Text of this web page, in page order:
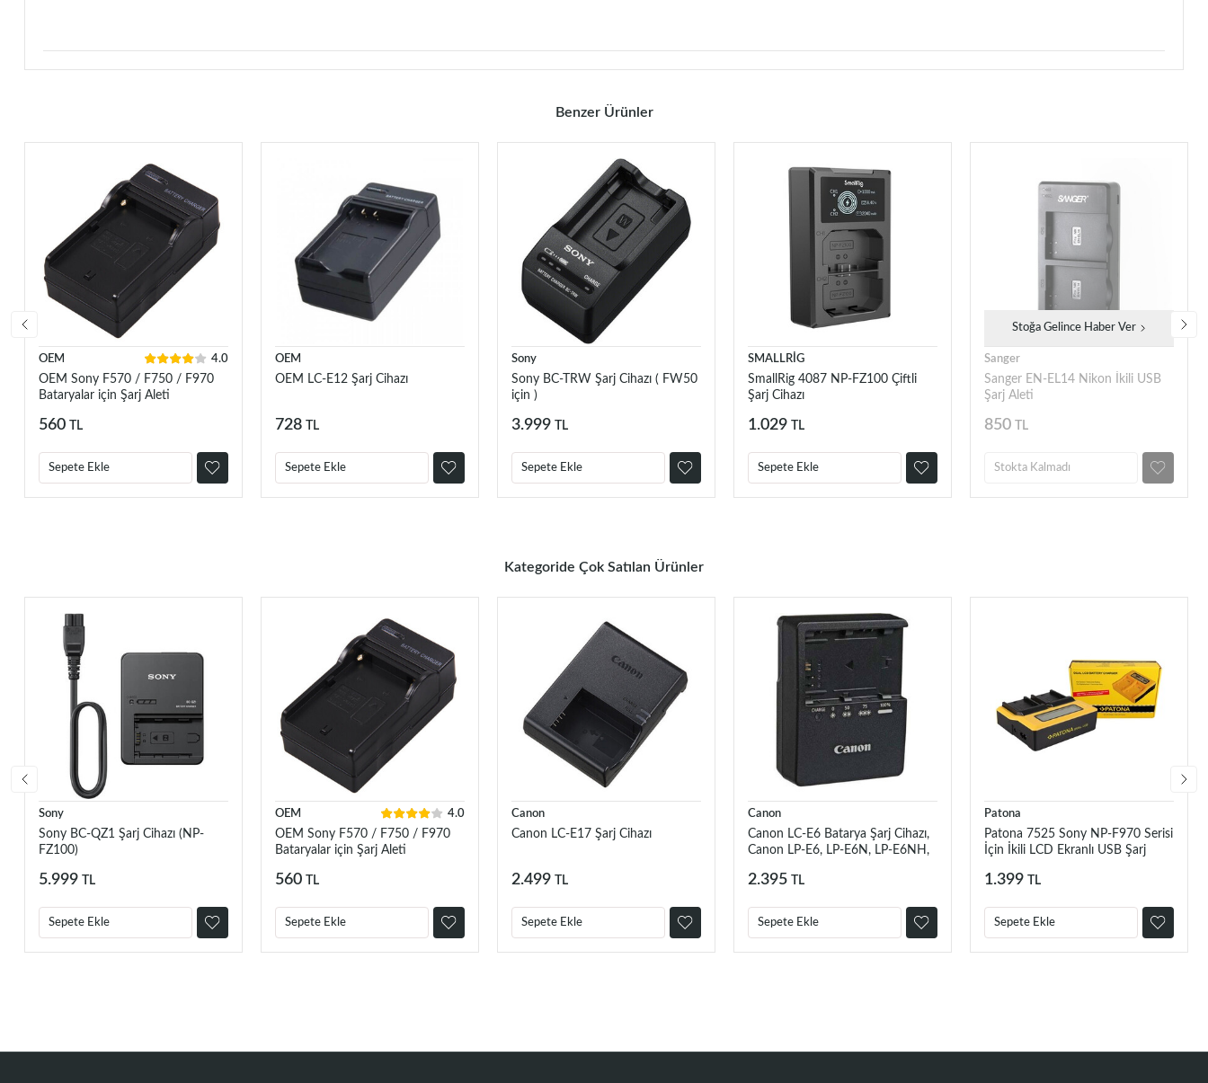
Benzer Ürünler
OEM 4.0
OEM Sony F570 / F750 / F970
Bataryalar için Şarj Aleti
560 TL
Sepete Ekle
OEM
OEM LC-E12 Şarj Cihazı
728 TL
Sepete Ekle
Sony
Sony BC-TRW Şarj Cihazı ( FW50
için )
3.999 TL
Sepete Ekle
SMALLRİG
SmallRig 4087 NP-FZ100 Çiftli
Şarj Cihazı
1.029 TL
Sepete Ekle
Stoğa Gelince Haber Ver
Sanger
Sanger EN-EL14 Nikon İkili USB
Şarj Aleti
850 TL
Stokta Kalmadı
Kategoride Çok Satılan Ürünler
Sony
Sony BC-QZ1 Şarj Cihazı (NP-
FZ100)
5.999 TL
Sepete Ekle
OEM 4.0
OEM Sony F570 / F750 / F970
Bataryalar için Şarj Aleti
560 TL
Sepete Ekle
Canon
Canon LC-E17 Şarj Cihazı
2.499 TL
Sepete Ekle
Canon
Canon LC-E6 Batarya Şarj Cihazı,
Canon LP-E6, LP-E6N, LP-E6NH,
2.395 TL
Sepete Ekle
Patona
Patona 7525 Sony NP-F970 Serisi
İçin İkili LCD Ekranlı USB Şarj
1.399 TL
Sepete Ekle